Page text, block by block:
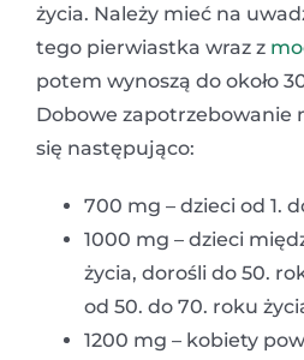
życia. Należy mieć na
tego pierwiastka wraz z
potem wynoszą do około
Dobowe zapotrzebowanie
się następująco:
700 mg – dzieci od 1.
1000 mg – dzieci
życia, dorośli do 50.
od 50. do 70. roku
1200 mg – kobiety